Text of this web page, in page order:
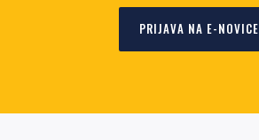
PRIJAVA NA E-NOVICE